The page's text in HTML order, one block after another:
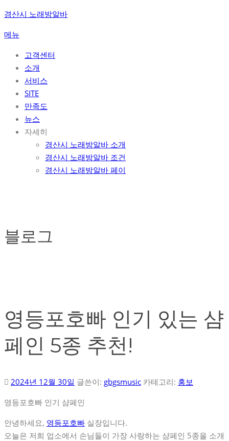
콘
츠
경산시 노래방알바
메뉴
고객센터
소개
서비스
SITE
만족도
뉴스
자세히
경산시 노래방알바 소개
경산시 노래방알바 조건
경산시 노래방알바 페이
블로그
영등포호빠 인기 있는 샴
페인 5종 추천!
2024년 12월 30일 글쓴이: gbgsmusic 카테고리: 홍보
영등포호빠 인기 샴페인
안녕하세요, 영등포호빠 실장입니다.
오늘은 저희 업소에서 손님들이 가장 사랑하는 샴페인 5종을 소개